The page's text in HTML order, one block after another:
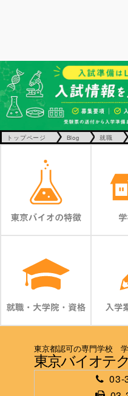
トップページ Blog 就職
東京都認可の専門学校
東京バイオテ
03-